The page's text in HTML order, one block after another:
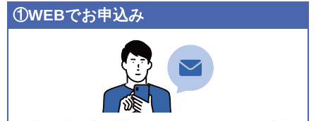
①WEBでお申込み